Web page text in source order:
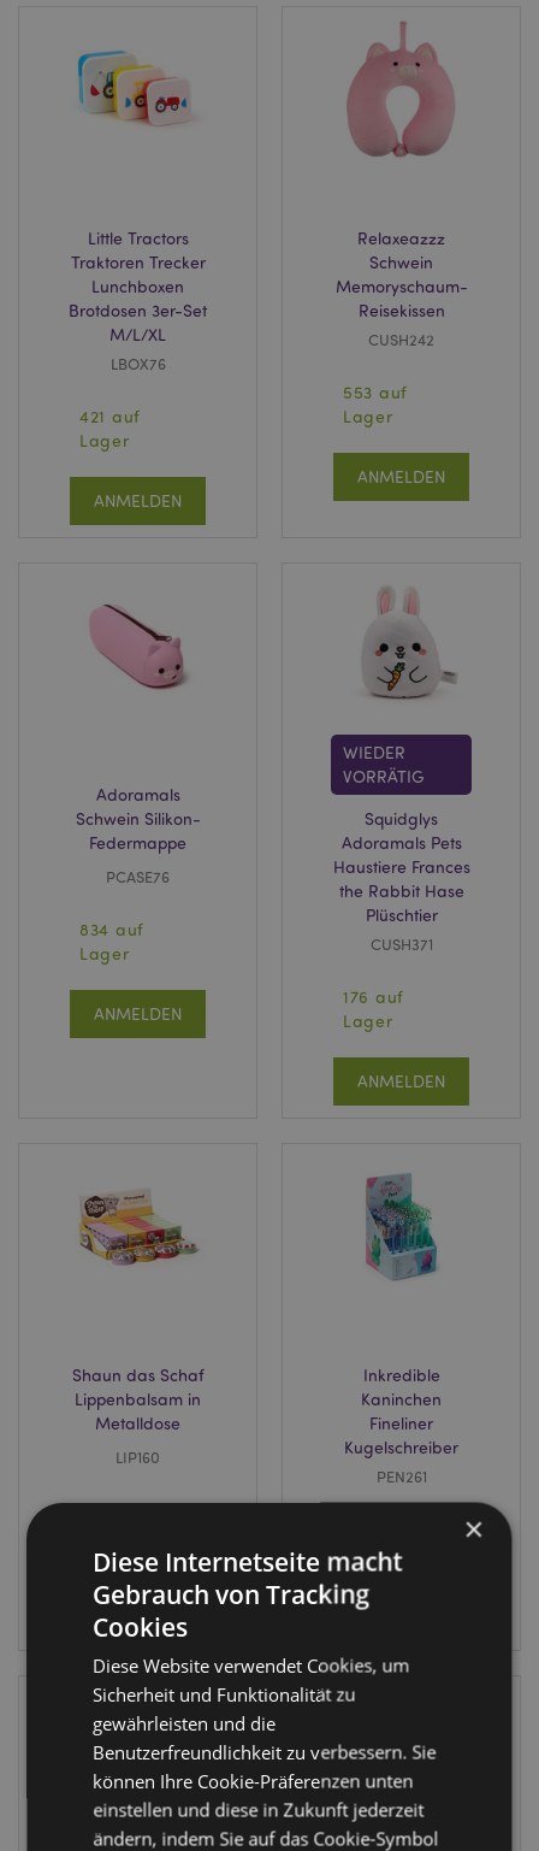
Little Tractors
Traktoren Trecker
Lunchboxen
Brotdosen 3er-Set
M/L/XL
LBOX76
421 auf
Lager
ANMELDEN
Relaxeazzz
Schwein
Memoryschaum-
Reisekissen
CUSH242
553 auf
Lager
ANMELDEN
Adoramals
Schwein Silikon-
Federmappe
PCASE76
834 auf
Lager
ANMELDEN
WIEDER
VORRÄTIG
Squidglys
Adoramals Pets
Haustiere Frances
the Rabbit Hase
Plüschtier
CUSH371
176 auf
Lager
ANMELDEN
Shaun das Schaf
Lippenbalsam in
Metalldose
LIP160
2472 auf
ANMELDEN
Inkredible
Kaninchen
Fineliner
Kugelschreiber
PEN261
Lager
ANMELDEN
×
Diese Internetseite macht
Gebrauch von Tracking
Cookies
Diese Website verwendet Cookies, um
Sicherheit und Funktionalität zu
gewährleisten und die
Benutzerfreundlichkeit zu verbessern. Sie
können Ihre Cookie-Präferenzen unten
einstellen und diese in Zukunft jederzeit
ändern, indem Sie auf das Cookie-Symbol